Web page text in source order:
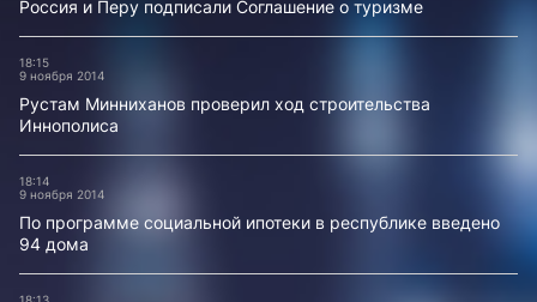
Россия и Перу подписали Соглашение о туризме
18:15
9 ноября 2014
Рустам Минниханов проверил ход строительства
Иннополиса
18:14
9 ноября 2014
По программе социальной ипотеки в республике введено
94 дома